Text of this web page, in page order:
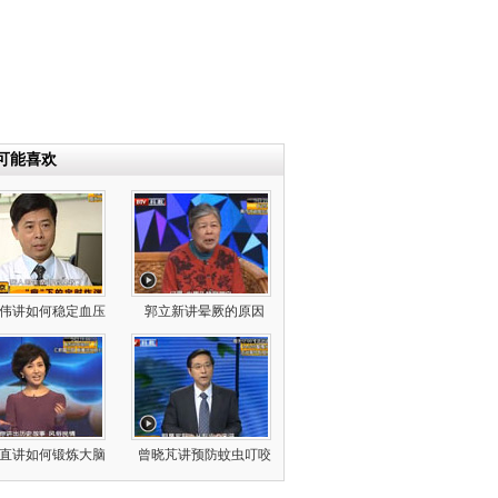
能喜欢
讲如何稳定血压 郭立新讲晕厥的原因
讲如何锻炼大脑 曾晓芃讲预防蚊虫叮咬